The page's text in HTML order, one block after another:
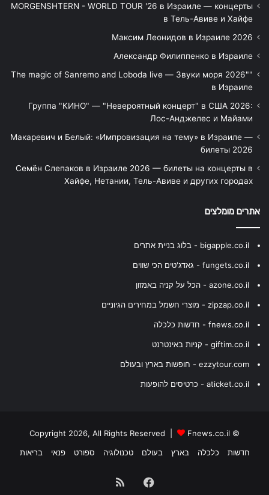
MORGENSHTERN - WORLD TOUR '26 в Израиле — концерты
в Тель-Авиве и Хайфе
Максим Леонидов в Израиле 2026
Александр Филиппенко в Израиле
"The magic of Sanremo and Loboda live — Звуки моря 2026"
в Израиле
Группа "КИНО" — "Невероятный концерт" в США 2026:
Лос-Анджелес и Майами
Макаревич и Белый: «Импровизация на тему» в Израиле —
билеты 2026
Семён Слепаков в Израиле 2026 — билеты на концерты в
Хайфе, Нетании, Тель-Авиве и других городах
אתרים מומלצים
bigapple.co.il - בלוג בניית אתרים
fungets.co.il - גאדג'טים הכי שווים
azone.co.il - הכל על קניה באמזון
zipzap.co.il - מוצרי חשמל במחירים הגיוניים
fnews.co.il - חדשות כלכלה
giftim.co.il - קניות באינטרנט
ezzytour.com - חופשות בארץ ובעולם
aticket.co.il - כרטיסים להופעות
© Copyright 2026, All Rights Reserved |
Fnews.co.il
חדשות
כלכלה בארץ בעולם טכנולוגיה ספורט פנאי בריאות
Facebook